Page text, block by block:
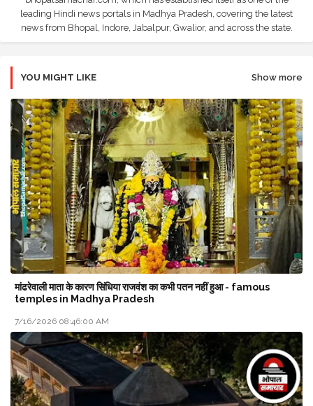
leading Hindi news portals in Madhya Pradesh, covering the latest
news from Bhopal, Indore, Jabalpur, Gwalior, and across the state.
YOU MIGHT LIKE Show more
मांढरेवाली माता के कारण सिंधिया राजवंश का कभी पतन नहीं हुआ - famous
temples in Madhya Pradesh
7/16/2026 08:46:00 AM